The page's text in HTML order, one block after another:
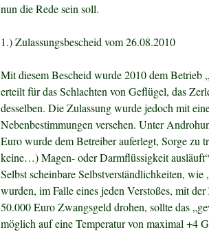
nun die Rede sein soll.
1.) Zulassungsbescheid vom 26.08.2010
Mit diesem Bescheid wurde 2010 dem
erteilt für das Schlachten von Geflügel, das
desselben. Die Zulassung wurde jedoch mit
Nebenbestimmungen versehen. Unter
Euro wurde dem Betreiber auferlegt, Sorge zu
keine…) Magen- oder Darmflüssigkeit
Selbst scheinbare Selbstverständlichkeiten,
wurden, im Falle eines jeden Verstoßes, mit
50.000 Euro Zwangsgeld drohen, sollte das
möglich auf eine Temperatur von maximal +4